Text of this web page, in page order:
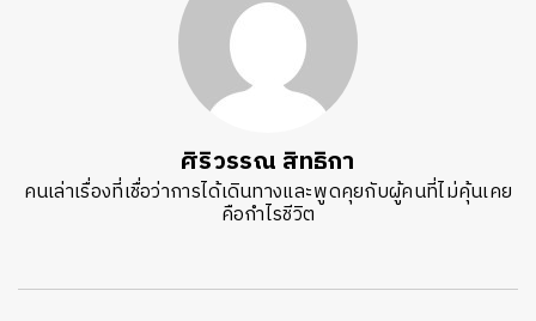
ศิริวรรณ สิทธิกา
คนเล่าเรื่องที่เชื่อว่าการได้เดินทางและพูดคุยกับผู้คนที่ไม่คุ้นเคย
คือกำไรชีวิต